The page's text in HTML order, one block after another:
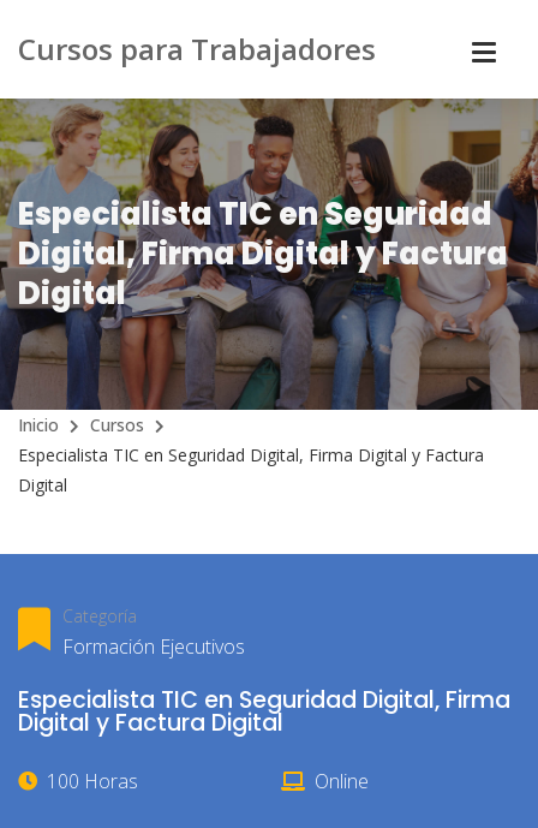
Cursos para Trabajadores
Especialista TIC en Seguridad
Digital, Firma Digital y Factura
Digital
Inicio
Cursos
Especialista TIC en Seguridad Digital, Firma Digital y Factura
Digital
Categoría
Formación Ejecutivos
Especialista TIC en Seguridad Digital, Firma
Digital y Factura Digital
100 Horas Online